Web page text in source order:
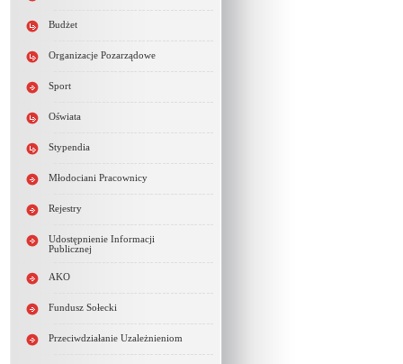
Budżet
Organizacje Pozarządowe
Sport
Oświata
Stypendia
Młodociani Pracownicy
Rejestry
Udostępnienie Informacji
Publicznej
AKO
Fundusz Sołecki
Przeciwdziałanie Uzależnieniom